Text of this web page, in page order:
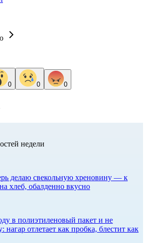
0 0 0
недели
делаю свекольную хреновину — к
хлеб, обалденно вкусно
в полиэтиленовый пакет и не
нагар отлетает как пробка, блестит как